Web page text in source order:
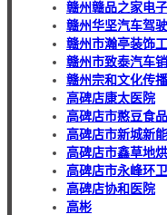
赣州赣品之家电
赣州华坚汽车驾
赣州市瀚亭装饰
赣州市致泰汽车
赣州宗和文化传
高碑店康太医院
高碑店市憨豆食
高碑店市新城新
高碑店市鑫草地
高碑店市永峰环
高碑店协和医院
高彬